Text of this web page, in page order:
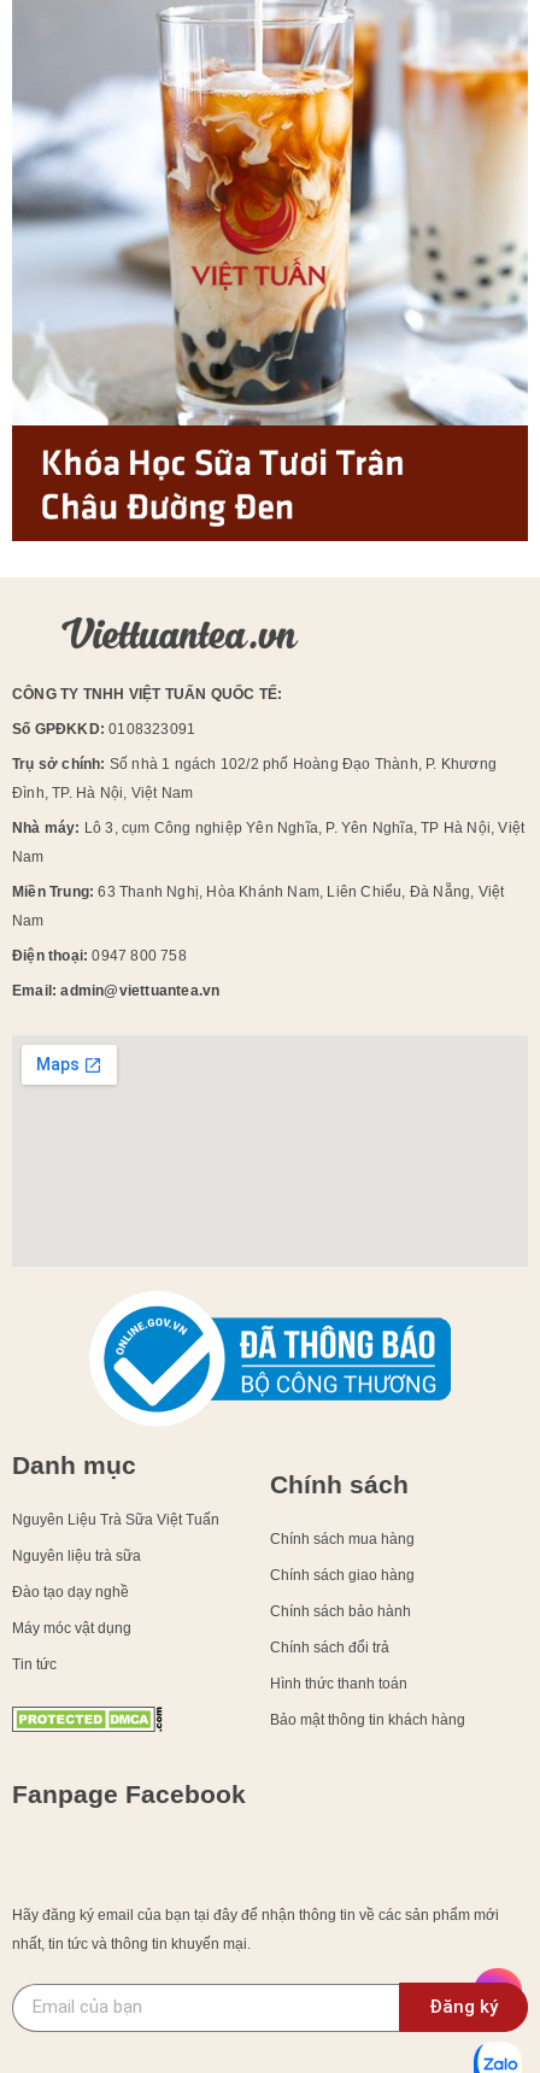
CÔNG TY TNHH VIỆT TUẤN QUỐC TẾ:
Số GPĐKKD: 0108323091
Trụ sở chính: Số nhà 1 ngách 102/2 phố Hoàng Đạo Thành, P. Khương
Đình, TP. Hà Nội, Việt Nam
Nhà máy: Lô 3, cụm Công nghiệp Yên Nghĩa, P. Yên Nghĩa, TP Hà Nội, Việt
Nam
Miền Trung:63 Thanh Nghị, Hòa Khánh Nam, Liên Chiểu, Đà Nẵng, Việt
Nam
Điện thoại:0947 800 758
Email: admin@viettuantea.vn
Danh mục
Nguyên Liệu Trà Sữa Việt Tuấn
Nguyên liệu trà sữa
Đào tạo dạy nghề
Máy móc vật dụng
Tin tức
Chính sách
Chính sách mua hàng
Chính sách giao hàng
Chính sách bảo hành
Chính sách đổi trả
Hình thức thanh toán
Bảo mật thông tin khách hàng
Fanpage Facebook
Hãy đăng ký email của bạn tại đây để nhận thông tin về các sản phẩm mới
nhất, tin tức và thông tin khuyến mại.
Đăng ký